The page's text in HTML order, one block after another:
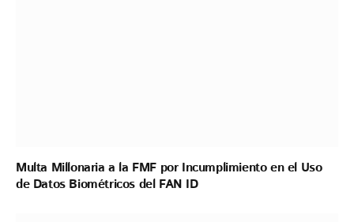
Multa Millonaria a la FMF por Incumplimiento en el Uso
de Datos Biométricos del FAN ID